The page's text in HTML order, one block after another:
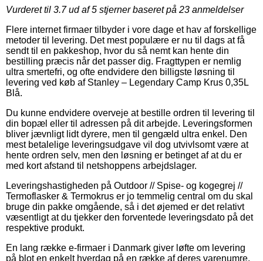
Vurderet til 3.7ud af 5 stjerner baseret på 23 anmeldelser
Flere internet firmaer tilbyder i vore dage et hav af forskellige
metoder til levering. Det mest populære er nu til dags at få
sendt til en pakkeshop, hvor du så nemt kan hente din
bestilling præcis når det passer dig. Fragttypen er nemlig
ultra smertefri, og ofte endvidere den billigste løsning til
levering ved køb af Stanley – Legendary Camp Krus 0,35L
Blå.
Du kunne endvidere overveje at bestille ordren til levering til
din bopæl eller til adressen på dit arbejde. Leveringsformen
bliver jævnligt lidt dyrere, men til gengæld ultra enkel. Den
mest betalelige leveringsudgave vil dog utvivlsomt være at
hente ordren selv, men den løsning er betinget af at du er
med kort afstand til netshoppens arbejdslager.
Leveringshastigheden på Outdoor // Spise- og kogegrej //
Termoflasker & Termokrus er jo temmelig central om du skal
bruge din pakke omgående, så i det øjemed er det relativt
væsentligt at du tjekker den forventede leveringsdato på det
respektive produkt.
En lang række e-firmaer i Danmark giver løfte om levering
på blot en enkelt hverdag på en række af deres varenumre,